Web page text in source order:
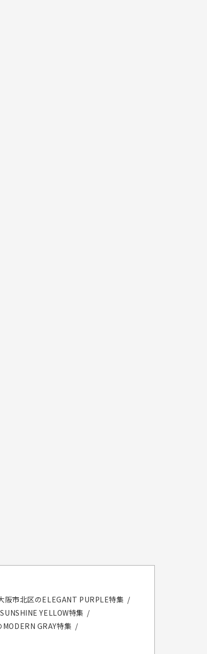
阪市北区のELEGANT PURPLE特集
YELLOW特集
GRAY特集